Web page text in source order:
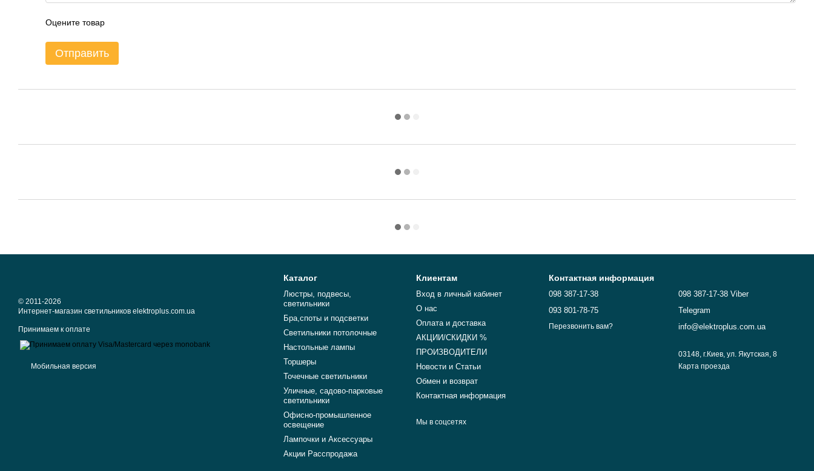
Оцените товар
Отправить
© 2011-2026
Интернет-магазин светильников elektroplus.com.ua
Принимаем к оплате
Мобильная версия
Каталог
Люстры, подвесы,
светильники
Бра,споты и подсветки
Светильники потолочные
Настольные лампы
Торшеры
Точечные светильники
Уличные, садово-парковые
светильники
Офисно-промышленное
освещение
Лампочки и Аксессуары
Акции Расспродажа
Клиентам
Вход в личный кабинет
О нас
Оплата и доставка
АКЦИИ/СКИДКИ %
ПРОИЗВОДИТЕЛИ
Новости и Статьи
Обмен и возврат
Контактная информация
Мы в соцсетях
Контактная информация
098 387-17-38
093 801-78-75
Перезвонить вам?
098 387-17-38 Viber
Telegram
info@elektroplus.com.ua
03148, г.Киев, ул. Якутская, 8
Карта проезда